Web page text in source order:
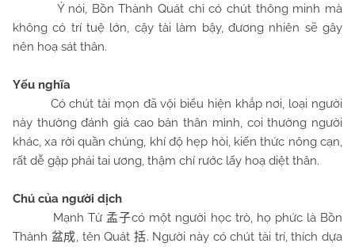
Ý nói, Bồn Thành Quát chỉ có chút thông minh mà
không có trí tuệ lớn, cậy tài làm bậy, đương nhiên sẽ gây
nên hoạ sát thân.
Yếu nghĩa
Có chút tài mọn đã vội biểu hiện khắp nơi, loại người
này thường đánh giá cao bản thân mình, coi thường người
khác, xa rời quần chúng, khí độ hẹp hòi, kiến thức nông cạn,
rất dễ gặp phải tai ương, thậm chí rước lấy hoạ diệt thân.
Chú của người dịch
Mạnh Tử 孟子có một người học trò, họ phức là Bồn
Thành 盆成, tên Quát括. Người này có chút tài trí, thích dựa